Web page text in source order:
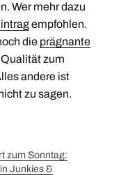
Wer mehr dazu
empfohlen.
die prägnante
zum
andere ist
zu sagen.
zum Sonntag:
Junkies &